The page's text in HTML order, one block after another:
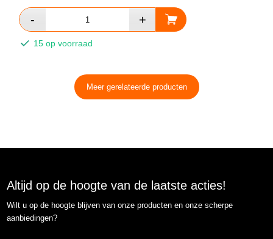
15 op voorraad
Meer gerelateerde producten
Altijd op de hoogte van de laatste acties!
Wilt u op de hoogte blijven van onze producten en onze scherpe
aanbiedingen?